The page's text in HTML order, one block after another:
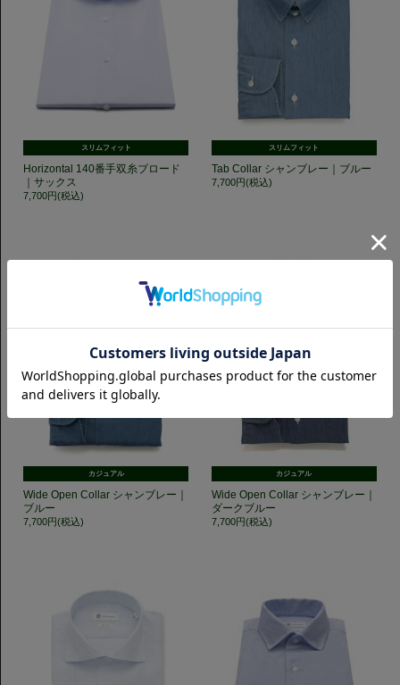
スリムフィット
Horizontal 140番手双糸ブロード
｜サックス
7,700円(税込)
スリムフィット
Tab Collar シャンブレー｜ブルー
7,700円(税込)
カジュアル
Wide Open Collar シャンブレー｜
ブルー
7,700円(税込)
カジュアル
Wide Open Collar シャンブレー｜
ダークブルー
7,700円(税込)